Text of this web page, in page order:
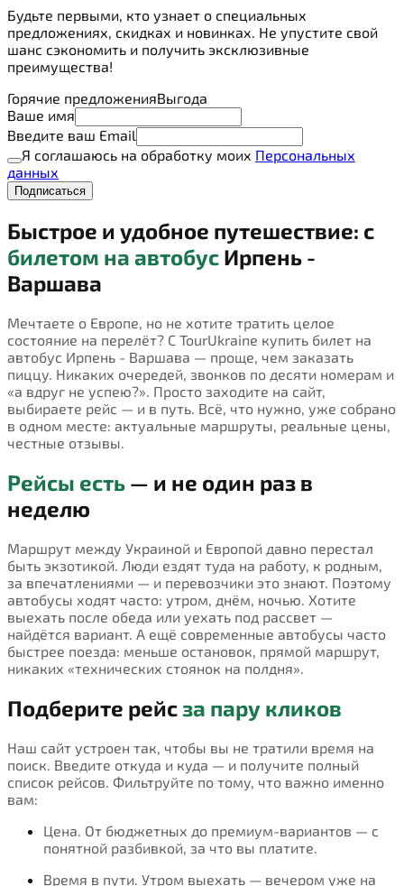
Будьте первыми, кто узнает о специальных
предложениях, скидках и новинках. Не упустите свой
шанс сэкономить и получить эксклюзивные
преимущества!
Горячие предложенияВыгода
Ваше имя
Введите ваш Email
Я соглашаюсь на обработку моих Персональных
данных
Подписаться
Быстрое и удобное путешествие: с
билетом на автобус Ирпень -
Варшава
Мечтаете о Европе, но не хотите тратить целое
состояние на перелёт? С TourUkraine купить билет на
автобус Ирпень - Варшава — проще, чем заказать
пиццу. Никаких очередей, звонков по десяти номерам и
«а вдруг не успею?». Просто заходите на сайт,
выбираете рейс — и в путь. Всё, что нужно, уже собрано
в одном месте: актуальные маршруты, реальные цены,
честные отзывы.
Рейсы есть — и не один раз в
неделю
Маршрут между Украиной и Европой давно перестал
быть экзотикой. Люди ездят туда на работу, к родным,
за впечатлениями — и перевозчики это знают. Поэтому
автобусы ходят часто: утром, днём, ночью. Хотите
выехать после обеда или уехать под рассвет —
найдётся вариант. А ещё современные автобусы часто
быстрее поезда: меньше остановок, прямой маршрут,
никаких «технических стоянок на полдня».
Подберите рейсза пару кликов
Наш сайт устроен так, чтобы вы не тратили время на
поиск. Введите откуда и куда — и получите полный
список рейсов. Фильтруйте по тому, что важно именно
вам:
Цена. От бюджетных до премиум-вариантов — с
понятной разбивкой, за что вы платите.
Время в пути. Утром выехать — вечером уже на